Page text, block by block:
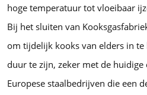
hoge temperatuur tot vloeibaar
Bij het sluiten van
om tijdelijk kooks van elders in
duur te zijn, zeker met de huidige
Europese staalbedrijven die een